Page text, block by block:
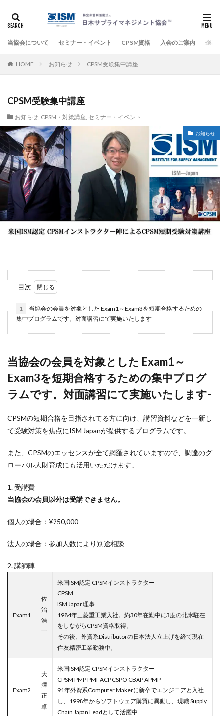
当協会について セミナー・イベント CPSM資格 入会のご案内 企業
HOME お知らせ CPSM受験集中講座
CPSM受験集中講座
お知らせ, CPSM・対策講座, セミナー・イベント
お知らせ
目次
1
当協会の会員を対象とした Exam1～Exam3を短期合格するための
集中プログラムです。対面講習にて実施いたします-
当協会の会員を対象とした Exam1～
Exam3を短期合格するための集中プログ
ラムです。対面講習にて実施いたします-
CPSMの短期合格を目指されてる方に向け、講習資料などを一新し
て受験対策を焦点にISM Japanが提供するプログラムです。
また、CPSMのエッセンスが全て網羅されていますので、調達のグ
ローバル人財育成にも活用いただけます。
1. 受講費
当協会の会員以外は受講できません。
個人の場合：¥250,000
法人の場合：参加人数により別途相談
2. 講師陣
Exam1
佐
治
浩
一
米国ISM認定 CPSMインストラクター
CPSM
ISM Japan理事
1984年三菱重工業入社。約30年在勤中に3度の北米駐在
をしながらCPSM資格取得。
その後、外資系Distributorの日本法人立上げを経て現在
住友精密工業勤務中。
Exam2
大
澤
正
卓
米国ISM認定 CPSMインストラクター
CPSM PMP PMI-ACP CSPO CBAP APMP
91年外資系Computer Makerに新卒でエンジニアと入社
し、1998年からソフトウェア購買に異動し、現職 Supply
Chain Japan Leadとして活躍中